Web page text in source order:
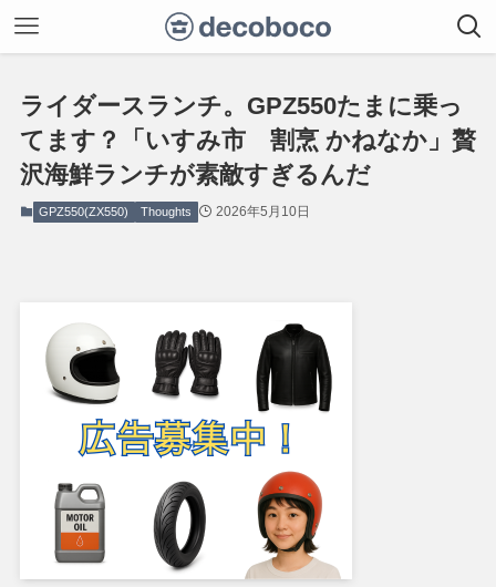
ライダースランチ。GPZ550たまに乗っ
てます？「いすみ市 割烹 かねなか」贅
沢海鮮ランチが素敵すぎるんだ
GPZ550(ZX550) Thoughts 2026年5月10日